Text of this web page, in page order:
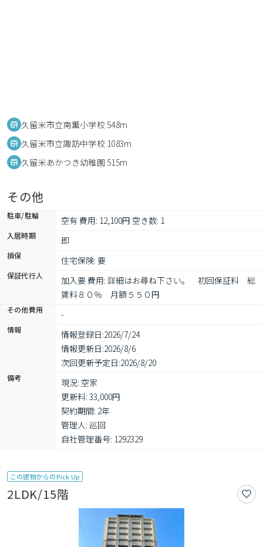
久留米市立南薫小学校 548m
久留米市立諏訪中学校 1083m
久留米あかつき幼稚園 515m
その他
駐車/駐輪 空有 費用: 12,100円 空き数: 1
入居時期 即
損保 住宅保険: 要
保証代行人
加入要 費用: 詳細はお尋ね下さい。　初回保証料　総
賃料８０％　月額５５０円
その他費用 -
情報 情報登録日:2026/7/24
情報更新日:2026/8/6
次回更新予定日:2026/8/20
備考
現況: 空家
更新料: 33,000円
契約期間: 2年
管理人: 巡回
自社管理番号: 1292329
この建物からのPick Up
2LDK/15階